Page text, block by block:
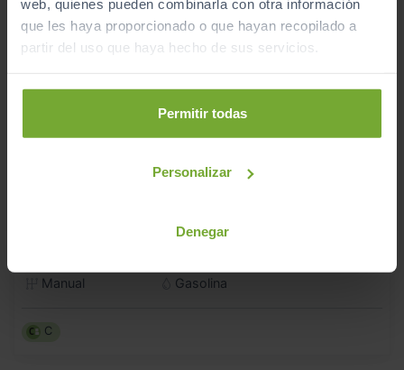
web, quienes pueden combinarla con otra información
que les haya proporcionado o que hayan recopilado a
partir del uso que haya hecho de sus servicios.
Permitir todas
Personalizar
Denegar
Manual
Gasolina
C